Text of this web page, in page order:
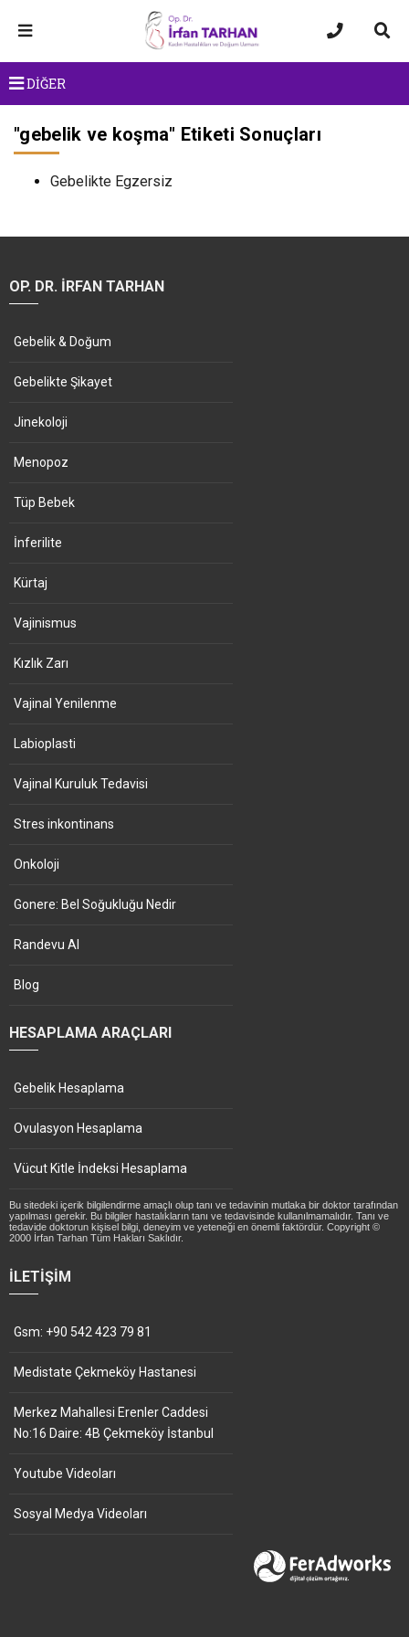
DİĞER
"gebelik ve koşma" Etiketi Sonuçları
Gebelikte Egzersiz
OP. DR. İRFAN TARHAN
Gebelik & Doğum
Gebelikte Şikayet
Jinekoloji
Menopoz
Tüp Bebek
İnferilite
Kürtaj
Vajinismus
Kızlık Zarı
Vajinal Yenilenme
Labioplasti
Vajinal Kuruluk Tedavisi
Stres inkontinans
Onkoloji
Gonere: Bel Soğukluğu Nedir
Randevu Al
Blog
HESAPLAMA ARAÇLARI
Gebelik Hesaplama
Ovulasyon Hesaplama
Vücut Kitle İndeksi Hesaplama
Bu sitedeki içerik bilgilendirme amaçlı olup tanı ve tedavinin mutlaka bir doktor tarafından
yapılması gerekir. Bu bilgiler hastalıkların tanı ve tedavisinde kullanılmamalıdır. Tanı ve
tedavide doktorun kişisel bilgi, deneyim ve yeteneği en önemli faktördür. Copyright ©
2000 İrfan Tarhan Tüm Hakları Saklıdır.
İLETIŞIM
Gsm: +90 542 423 79 81
Medistate Çekmeköy Hastanesi
Merkez Mahallesi Erenler Caddesi
No:16 Daire: 4B Çekmeköy İstanbul
Youtube Videoları
Sosyal Medya Videoları